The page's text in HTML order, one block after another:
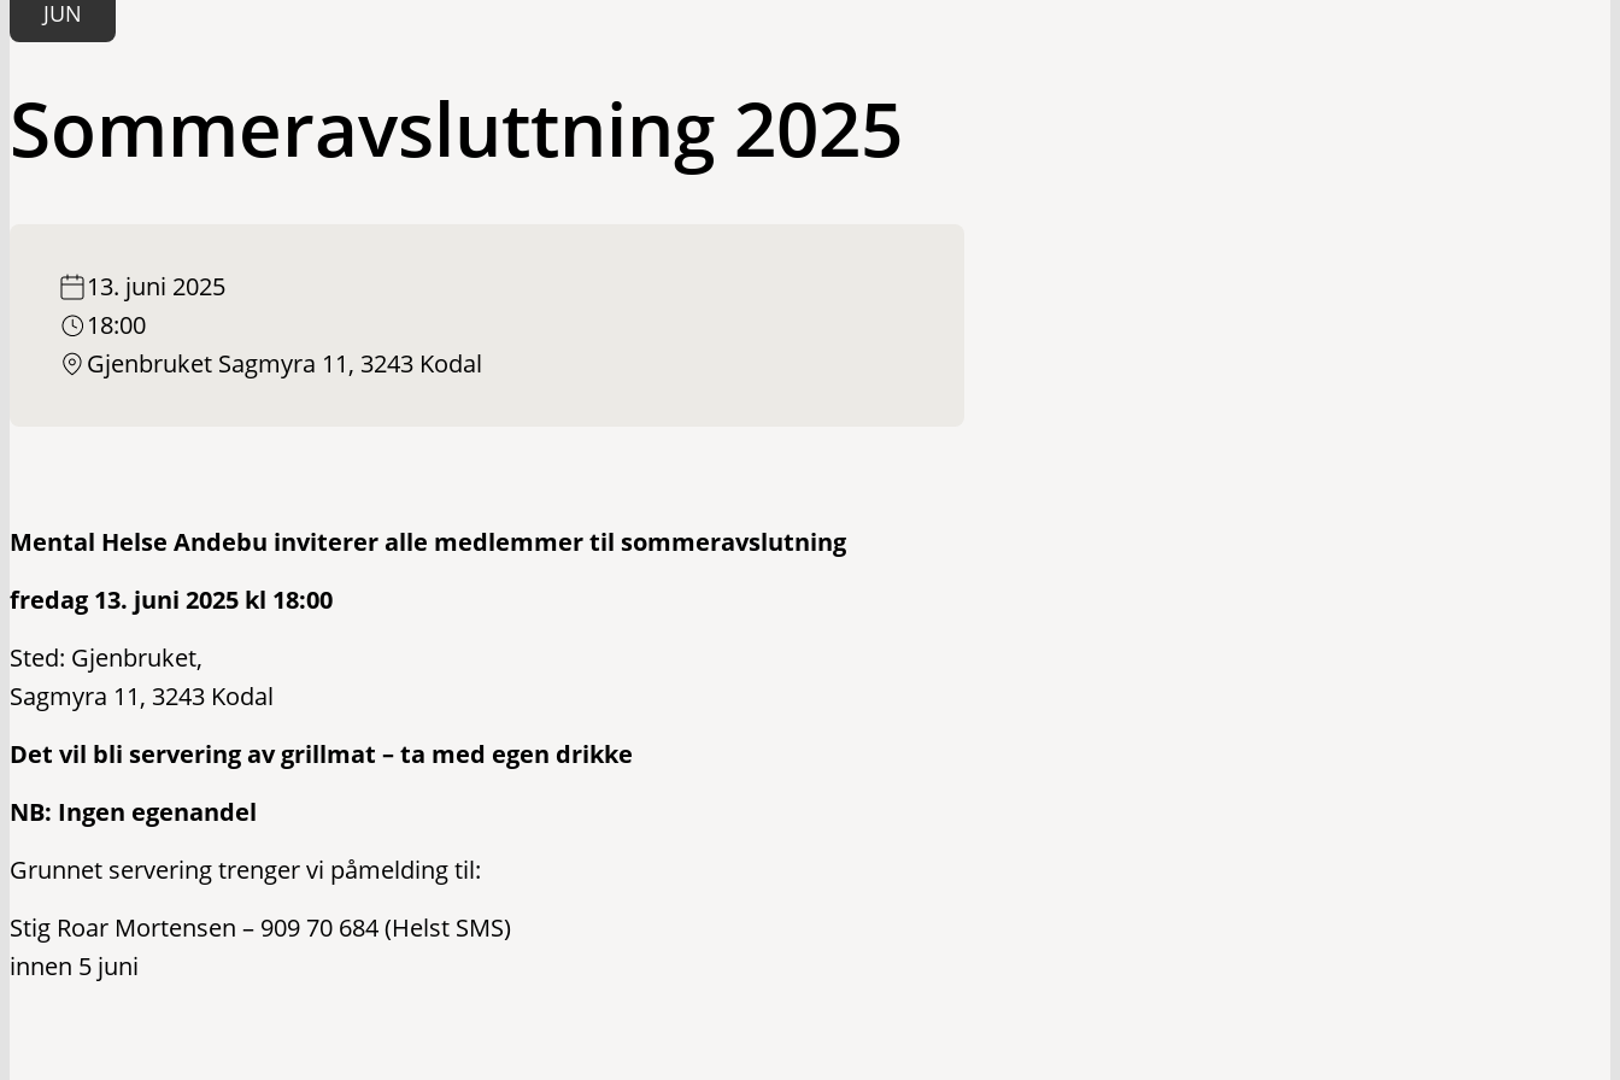
JUN
Sommeravsluttning 2025
13. juni 2025
18:00
Gjenbruket Sagmyra 11, 3243 Kodal
Mental Helse Andebu inviterer alle medlemmer til sommeravslutning
fredag 13. juni 2025 kl 18:00
Sted: Gjenbruket,
Sagmyra 11, 3243 Kodal
Det vil bli servering av grillmat – ta med egen drikke
NB: Ingen egenandel
Grunnet servering trenger vi påmelding til:
Stig Roar Mortensen – 909 70 684 (Helst SMS)
innen 5 juni